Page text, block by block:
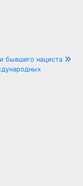
бывшего нациста